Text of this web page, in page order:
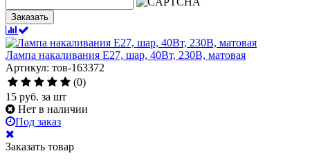
Заказать
Лампа накаливания Е27, шар, 40Вт, 230В, матовая
Артикул: тов-163372
(0)
15 руб. за шт
Нет в наличии
Под заказ
Заказать товар